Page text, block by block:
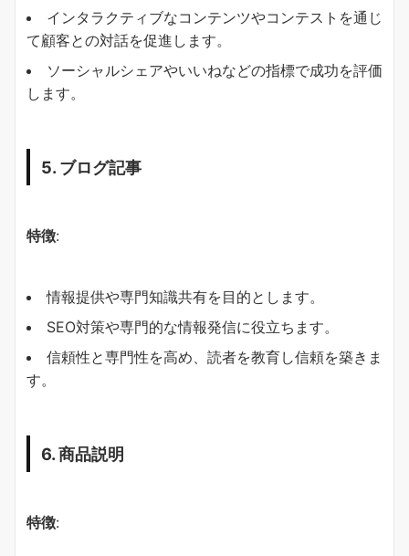
インタラクティブなコンテンツやコンテストを通じ
て顧客との対話を促進します。
ソーシャルシェアやいいねなどの指標で成功を評価
します。
5. ブログ記事
特徴:
情報提供や専門知識共有を目的とします。
SEO対策や専門的な情報発信に役立ちます。
信頼性と専門性を高め、読者を教育し信頼を築きま
す。
6. 商品説明
特徴: